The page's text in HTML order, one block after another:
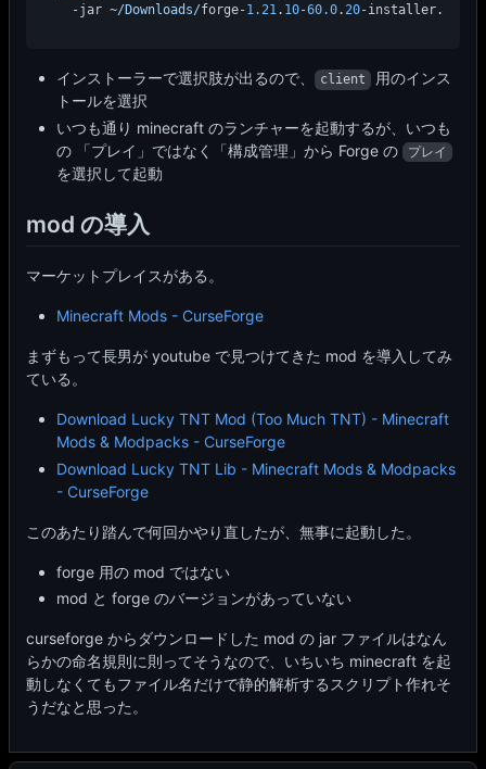
  -jar ~
/Downloads/forge-1.21 . 10-60.0. 20
インストーラーで選択肢が出るので、 client 用のインス
トールを選択
いつも通り minecraft のランチャーを起動するが、いつも
の 「プレイ」ではなく「構成管理」から Forge の
プレイ
を選択して起動
mod の導入
マーケットプレイスがある。
Minecraft Mods - CurseForge
まずもって長男が youtube で見つけてきた mod を導入してみ
ている。
Download Lucky TNT Mod (Too Much TNT) - Minecraft
Mods & Modpacks - CurseForge
Download Lucky TNT Lib - Minecraft Mods & Modpacks
- CurseForge
このあたり踏んで何回かやり直したが、無事に起動した。
forge 用の mod ではない
mod と forge のバージョンがあっていない
curseforge からダウンロードした mod の jar ファイルはなん
らかの命名規則に則ってそうなので、いちいち minecraft を起
動しなくてもファイル名だけで静的解析するスクリプト作れそ
うだなと思った。